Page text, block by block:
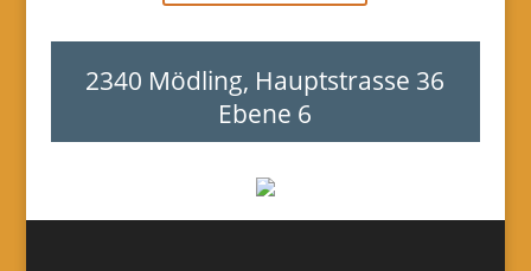
2340 Mödling, Hauptstrasse 36
Ebene 6